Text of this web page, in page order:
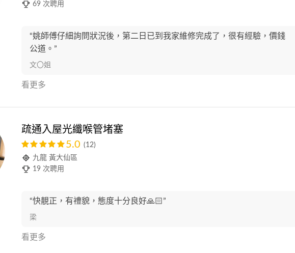
69 次聘用
“姚師傅仔細詢問狀況後，第二日已到我家維修完成了，很有經驗，價錢
公道。”
文〇姐
看更多
疏通入屋光纖喉管堵塞
5.0 (12)
九龍 黃大仙區
19 次聘用
“快靚正，有禮貌，態度十分良好🙏🏻”
梁
看更多